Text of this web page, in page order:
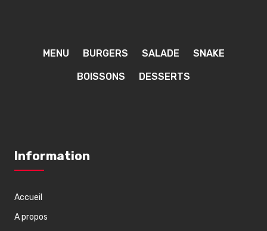
MENU BURGERS SALADE SNAKE
BOISSONS DESSERTS
Information
Accueil
A propos